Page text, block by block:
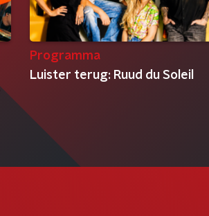
Programma
Luister terug: Ruud du Soleil